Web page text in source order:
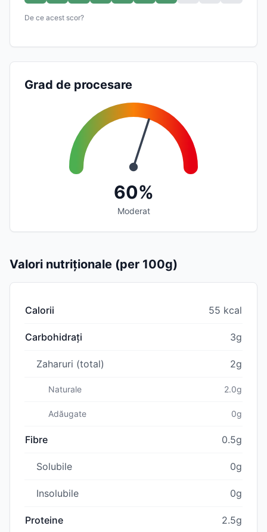
De ce acest scor?
Grad de procesare
60%
Moderat
Valori nutriționale (per 100g)
Calorii 55 kcal
Carbohidrați 3g
Zaharuri (total) 2g
Naturale 2.0g
Adăugate 0g
Fibre 0.5g
Solubile 0g
Insolubile 0g
Proteine 2.5g